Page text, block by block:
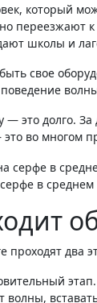
который
переезжают к
школы и
свое
— это долго.
во многом
в
проходят два
волны,